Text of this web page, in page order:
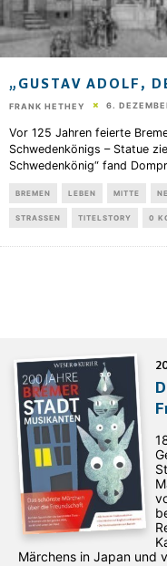
„GUSTAV ADOLF,
FRANK HETHEY 6.
Vor 125 Jahren feierte
Schwedenkönigs – Statue
Schwedenkönig“ fand
BREMEN LEBEN MITTE
STRASSEN TITELSTORY 0
Märchens in Japan und